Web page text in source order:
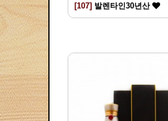
[107] 발렌타인30년산